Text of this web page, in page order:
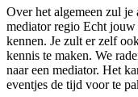
Over het algemeen zul
mediator regio Echt jouw
kennen. Je zult er zelf
kennis te maken. We
naar een mediator. Het
eventjes de tijd voor te